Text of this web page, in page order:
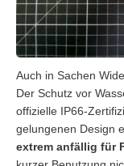
Auch in Sachen
Der Schutz vor
offizielle IP66-
gelungenen Design
extrem anfällig für